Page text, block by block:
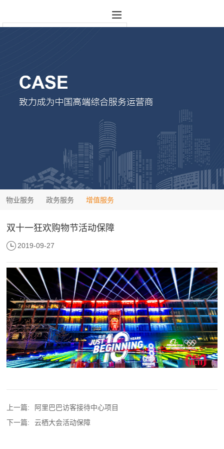
物业服务 政务服务 增值服务
双十一狂欢购物节活动保障
2019-09-27
上一篇:
阿里巴巴访客接待中心项目
下一篇:
云栖大会活动保障